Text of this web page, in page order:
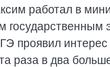
работал в
государственным
проявил
раза в два